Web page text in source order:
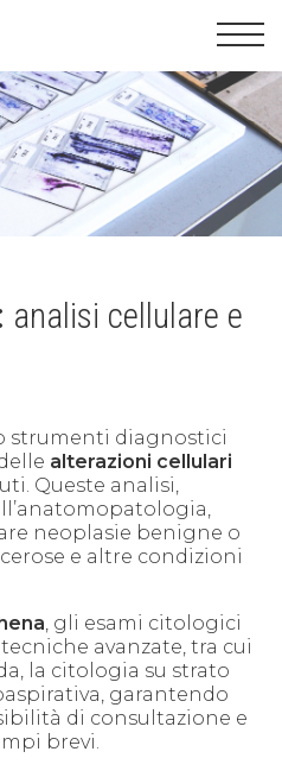
analisi cellulare e
strumenti diagnostici
alterazioni cellulari
Queste analisi,
neoplasie benigne o
e altre condizioni
, gli esami citologici
avanzate, tra cui
la citologia su strato
garantendo
di consultazione e
brevi.